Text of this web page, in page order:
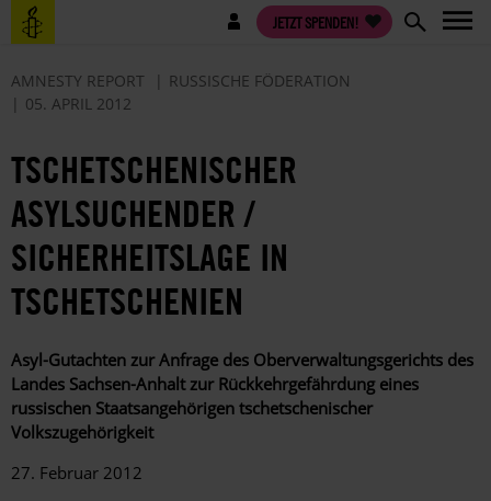
Direkt
zum
Benutzermenü JETZT SPENDEN!
AMNESTY REPORT
RUSSISCHE FÖDERATION
05. APRIL 2012
TSCHETSCHENISCHER
ASYLSUCHENDER /
SICHERHEITSLAGE IN
TSCHETSCHENIEN
Asyl-Gutachten zur Anfrage des Oberverwaltungsgerichts des
Landes Sachsen-Anhalt zur Rückkehrgefährdung eines
russischen Staatsangehörigen tschetschenischer
Volkszugehörigkeit
27. Februar 2012